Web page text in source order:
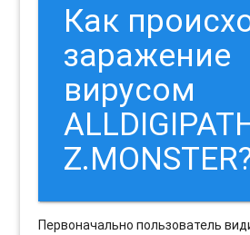
Как
заражение
вирусом
Первоначально пользователь